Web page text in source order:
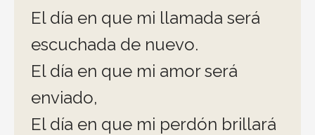
El día en que mi llamada será
escuchada de nuevo.
El día en que mi amor será
enviado,
El día en que mi perdón brillará